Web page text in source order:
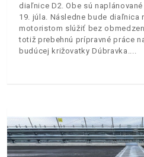
diaľnice D2. Obe sú
19. júla. Následne bude diaľnica
motoristom slúžiť bez
totiž prebehnú prípravné práce
budúcej križovatky Dúbravka.